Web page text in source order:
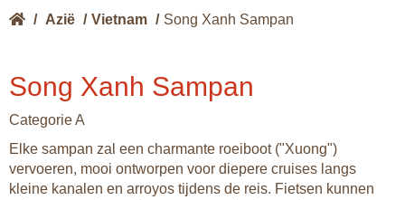
/ Azië / Vietnam / Song Xanh Sampan
Song Xanh Sampan
Categorie A
Elke sampan zal een charmante roeiboot ("Xuong")
vervoeren, mooi ontworpen voor diepere cruises langs
kleine kanalen en arroyos tijdens de reis. Fietsen kunnen